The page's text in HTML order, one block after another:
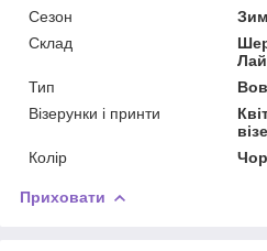
Сезон
Склад
Тип
Візерунки і принти
Колір
Приховати